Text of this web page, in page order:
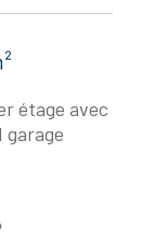
étage avec
garage